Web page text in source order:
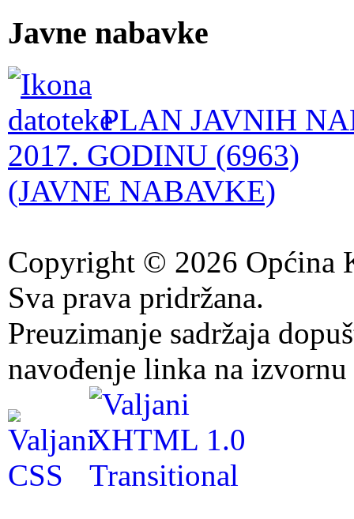
Javne nabavke
PLAN JAVNIH
2017. GODINU (6963)
(JAVNE NABAVKE)
Copyright © 2026 Općina
Sva prava pridržana.
Preuzimanje sadržaja
navođenje linka na izvornu